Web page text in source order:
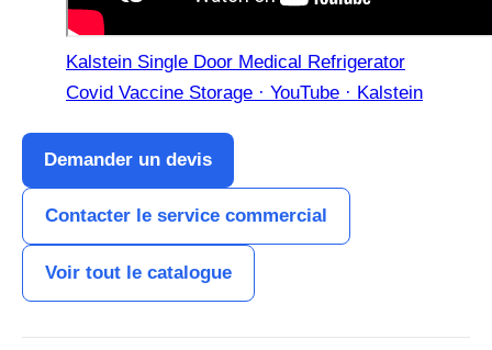
Kalstein Single Door Medical Refrigerator
Covid Vaccine Storage · YouTube · Kalstein
Demander un devis
Contacter le service commercial
Voir tout le catalogue